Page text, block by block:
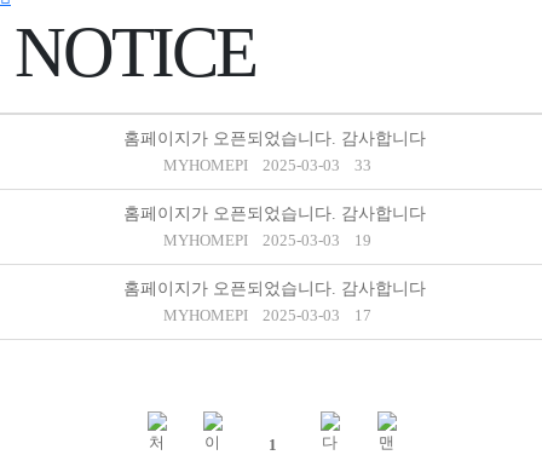
NOTICE
홈페이지가 오픈되었습니다. 감사합니다
MYHOMEPI
2025-03-03 33
홈페이지가 오픈되었습니다. 감사합니다
MYHOMEPI
2025-03-03 19
홈페이지가 오픈되었습니다. 감사합니다
MYHOMEPI
2025-03-03 17
1